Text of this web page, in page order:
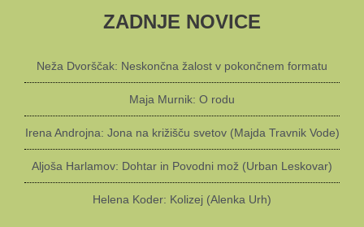
ZADNJE NOVICE
Neža Dvorščak: Neskončna žalost v pokončnem formatu
Maja Murnik: O rodu
Irena Androjna: Jona na križišču svetov (Majda Travnik Vode)
Aljoša Harlamov: Dohtar in Povodni mož (Urban Leskovar)
Helena Koder: Kolizej (Alenka Urh)